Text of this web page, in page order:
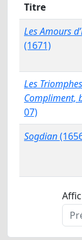
Titre
Les Amours
(1671)
Les
Compliment,
07)
Sogdian